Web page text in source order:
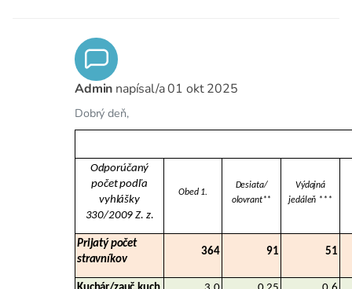
Admin napísal/a01 okt 2025
Dobrý deň,
Odporúčaný
počet podľa
vyhlášky
330/2009 Z. z.
Obed 1.
Desiata/
olovrant**
Výdajná
jedáleň ***
Prijatý počet
stravníkov
364 91 51